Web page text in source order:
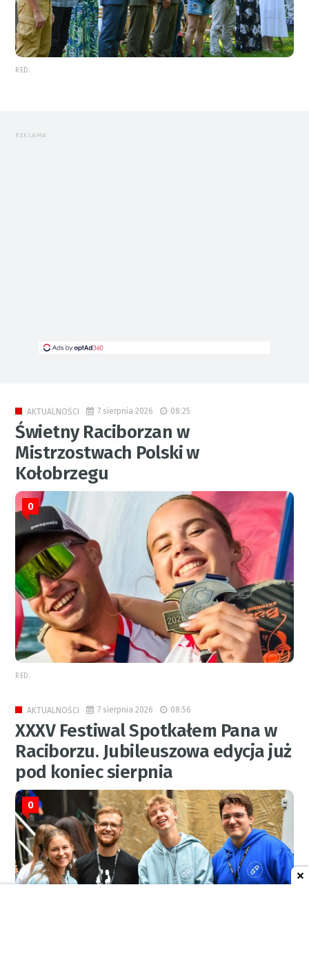
RED.
REKLAMA
AKTUALNOŚCI 7 sierpnia 2026 08:25
Świetny Raciborzan w
Mistrzostwach Polski w
Kołobrzegu
0
RED.
AKTUALNOŚCI 7 sierpnia 2026 08:56
XXXV Festiwal Spotkałem Pana w
Raciborzu. Jubileuszowa edycja już
pod koniec sierpnia
0